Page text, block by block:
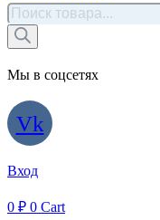
Поиск
товаров
Мы в соцсетях
Vk
Вход
0 ₽ 0 Cart